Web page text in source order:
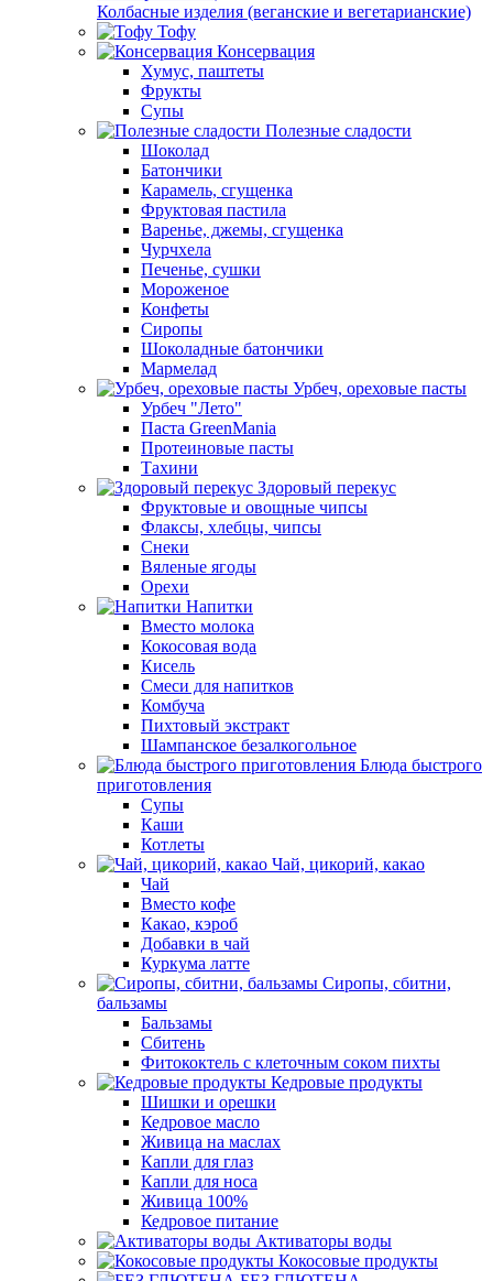
Колбасные изделия (веганские и вегетарианские)
Тофу
Консервация
Хумус, паштеты
Фрукты
Супы
Полезные сладости
Шоколад
Батончики
Карамель, сгущенка
Фруктовая пастила
Варенье, джемы, сгущенка
Чурчхела
Печенье, сушки
Мороженое
Конфеты
Сиропы
Шоколадные батончики
Мармелад
Урбеч, ореховые пасты
Урбеч "Лето"
Паста GreenMania
Протеиновые пасты
Тахини
Здоровый перекус
Фруктовые и овощные чипсы
Флаксы, хлебцы, чипсы
Снеки
Вяленые ягоды
Орехи
Напитки
Вместо молока
Кокосовая вода
Кисель
Смеси для напитков
Комбуча
Пихтовый экстракт
Шампанское безалкогольное
Блюда быстрого
приготовления
Супы
Каши
Котлеты
Чай, цикорий, какао
Чай
Вместо кофе
Какао, кэроб
Добавки в чай
Куркума латте
Сиропы, сбитни,
бальзамы
Бальзамы
Сбитень
Фитококтель с клеточным соком пихты
Кедровые продукты
Шишки и орешки
Кедровое масло
Живица на маслах
Капли для глаз
Капли для носа
Живица 100%
Кедровое питание
Активаторы воды
Кокосовые продукты